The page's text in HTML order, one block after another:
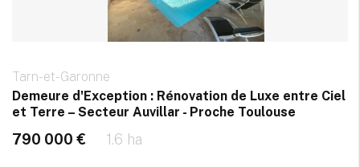
Tarn-et-Garonne
Demeure d'Exception : Rénovation de Luxe entre Ciel
et Terre – Secteur Auvillar - Proche Toulouse
790 000 € 1.6 ha